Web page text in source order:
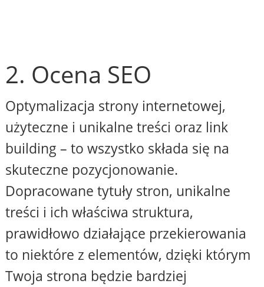
2. Ocena SEO
Optymalizacja strony internetowej,
użyteczne i unikalne treści oraz link
building – to wszystko składa się na
skuteczne pozycjonowanie.
Dopracowane tytuły stron, unikalne
treści i ich właściwa struktura,
prawidłowo działające przekierowania
to niektóre z elementów, dzięki którym
Twoja strona będzie bardziej